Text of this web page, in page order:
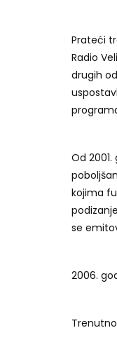
Prateći
Radio
drugih
Od
kojima
se
2006.